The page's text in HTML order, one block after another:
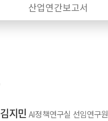
산업연간보고서
김지민 AI정책연구실 선임연구원